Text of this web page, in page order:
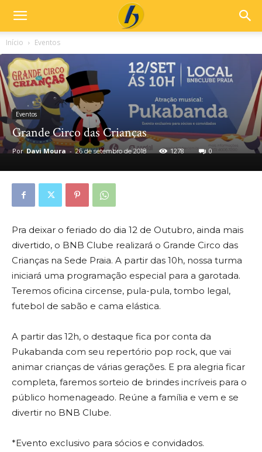
Início Eventos
Eventos
Grande Circo das Crianças
Por Davi Moura - 26 de setembro de 2018 1278 0
Pra deixar o feriado do dia 12 de Outubro, ainda mais
divertido, o BNB Clube realizará o Grande Circo das
Crianças na Sede Praia. A partir das 10h, nossa turma
iniciará uma programação especial para a garotada.
Teremos oficina circense, pula-pula, tombo legal,
futebol de sabão e cama elástica.
A partir das 12h, o destaque fica por conta da
Pukabanda com seu repertório pop rock, que vai
animar crianças de várias gerações. E pra alegria ficar
completa, faremos sorteio de brindes incríveis para o
público homenageado. Reúne a família e vem e se
divertir no BNB Clube.
*Evento exclusivo para sócios e convidados.